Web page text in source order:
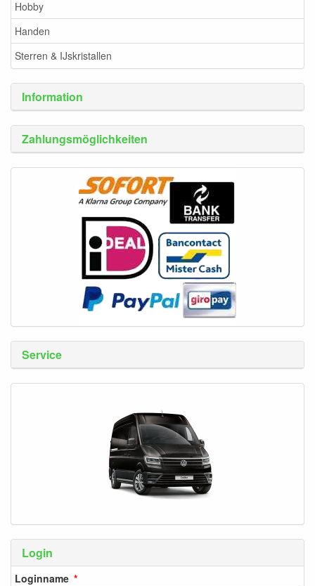
Hobby
Handen
Sterren & IJskristallen
Information
Zahlungsmöglichkeiten
Service
Login
Loginname